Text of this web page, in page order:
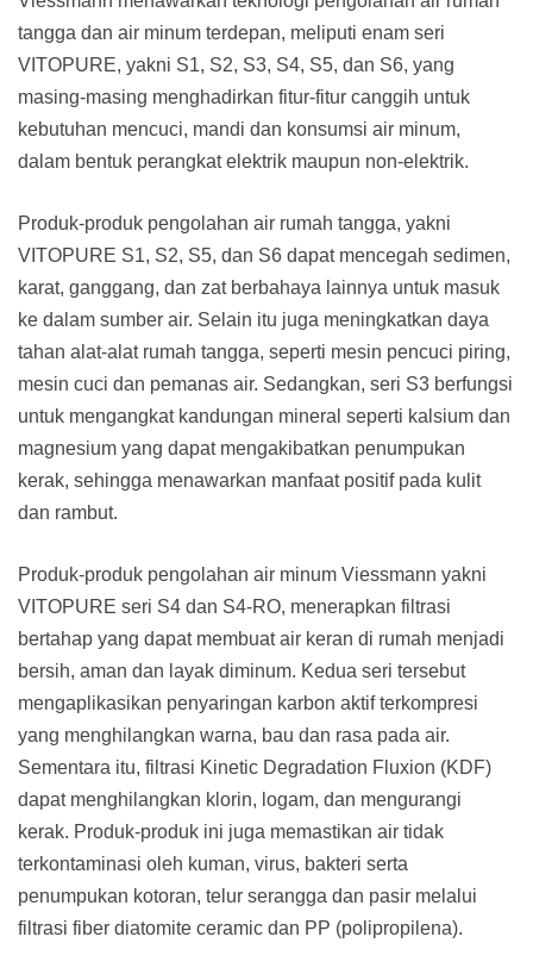
tangga dan air minum terdepan, meliputi enam seri
VITOPURE, yakni S1, S2, S3, S4, S5, dan S6, yang
masing-masing menghadirkan fitur-fitur canggih untuk
kebutuhan mencuci, mandi dan konsumsi air minum,
dalam bentuk perangkat elektrik maupun non-elektrik.
Produk-produk pengolahan air rumah tangga, yakni
VITOPURE S1, S2, S5, dan S6 dapat mencegah sedimen,
karat, ganggang, dan zat berbahaya lainnya untuk masuk
ke dalam sumber air. Selain itu juga meningkatkan daya
tahan alat-alat rumah tangga, seperti mesin pencuci piring,
mesin cuci dan pemanas air. Sedangkan, seri S3 berfungsi
untuk mengangkat kandungan mineral seperti kalsium dan
magnesium yang dapat mengakibatkan penumpukan
kerak, sehingga menawarkan manfaat positif pada kulit
dan rambut.
Produk-produk pengolahan air minum Viessmann yakni
VITOPURE seri S4 dan S4-RO, menerapkan filtrasi
bertahap yang dapat membuat air keran di rumah menjadi
bersih, aman dan layak diminum. Kedua seri tersebut
mengaplikasikan penyaringan karbon aktif terkompresi
yang menghilangkan warna, bau dan rasa pada air.
Sementara itu, filtrasi Kinetic Degradation Fluxion (KDF)
dapat menghilangkan klorin, logam, dan mengurangi
kerak. Produk-produk ini juga memastikan air tidak
terkontaminasi oleh kuman, virus, bakteri serta
penumpukan kotoran, telur serangga dan pasir melalui
filtrasi fiber diatomite ceramic dan PP (polipropilena).